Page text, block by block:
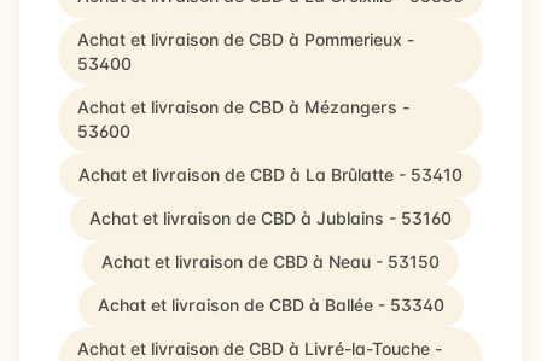
Achat et livraison de CBD à Pommerieux -
53400
Achat et livraison de CBD à Mézangers -
53600
Achat et livraison de CBD à La Brûlatte - 53410
Achat et livraison de CBD à Jublains - 53160
Achat et livraison de CBD à Neau - 53150
Achat et livraison de CBD à Ballée - 53340
Achat et livraison de CBD à Livré-la-Touche -